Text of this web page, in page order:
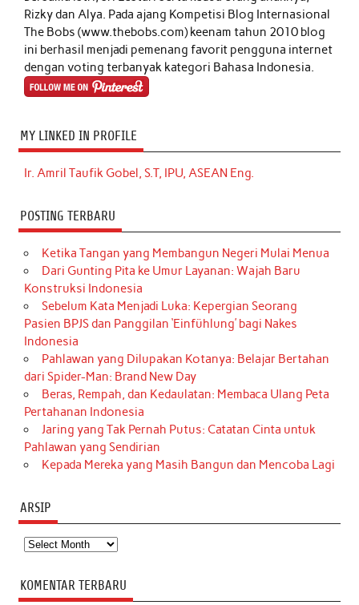
Rizky dan Alya. Pada ajang Kompetisi Blog Internasional
The Bobs (www.thebobs.com) keenam tahun 2010 blog
ini berhasil menjadi pemenang favorit pengguna internet
dengan voting terbanyak kategori Bahasa Indonesia.
MY LINKED IN PROFILE
Ir. Amril Taufik Gobel, S.T, IPU, ASEAN Eng.
POSTING TERBARU
Ketika Tangan yang Membangun Negeri Mulai Menua
Dari Gunting Pita ke Umur Layanan: Wajah Baru
Konstruksi Indonesia
Sebelum Kata Menjadi Luka: Kepergian Seorang
Pasien BPJS dan Panggilan ‘Einfühlung’ bagi Nakes
Indonesia
Pahlawan yang Dilupakan Kotanya: Belajar Bertahan
dari Spider-Man: Brand New Day
Beras, Rempah, dan Kedaulatan: Membaca Ulang Peta
Pertahanan Indonesia
Jaring yang Tak Pernah Putus: Catatan Cinta untuk
Pahlawan yang Sendirian
Kepada Mereka yang Masih Bangun dan Mencoba Lagi
ARSIP
Arsip
KOMENTAR TERBARU